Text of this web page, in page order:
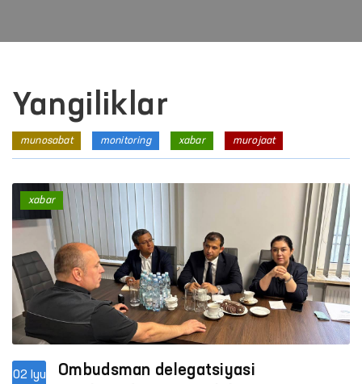
Yangiliklar
munosabat monitoring xabar murojaat
02 Iyu
Ombudsman delegatsiyasi
xabar